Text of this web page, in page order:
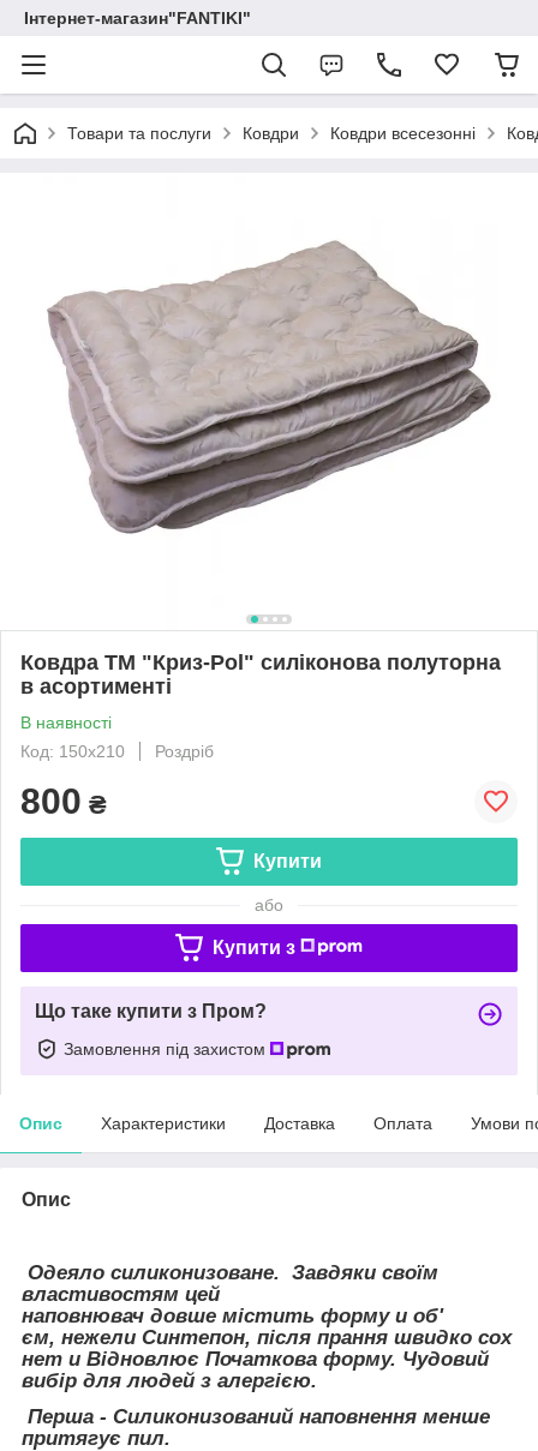
Інтернет-магазин"FANTIKI"
Товари та послуги Ковдри Ковдри всесезонні
Ковдра ТМ "Криз-Pol" силіконова полуторна
в асортименті
В наявності
Код: 150х210
Роздріб
800 ₴
Купити
або
Купити з
Що таке купити з Пром?
Замовлення під захистом
Опис Характеристики Доставка Оплата Умови
Опис
Одеяло силиконизоване. Завдяки своїм
властивостям цей
наповнювач довше містить форму и об'
єм, нежели Синтепон, після прання швидко сох
нет и Відновлює Початкова форму. Чудовий
вибір для людей з алергією.
Перша - Силиконизований наповнення менше
притягує пил.